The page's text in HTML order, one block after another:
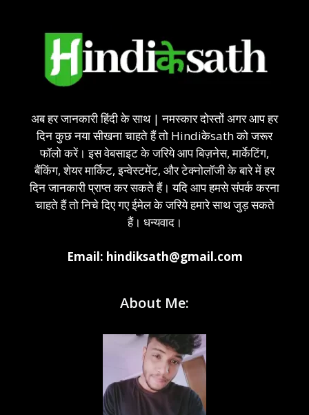
अब हर जानकारी हिंदी के साथ | नमस्कार दोस्तों अगर आप हर
दिन कुछ नया सीखना चाहते हैं तो Hindiकेsath को जरूर
फॉलो करें। इस वेबसाइट के जरिये आप बिज़नेस, मार्केटिंग,
बैंकिंग, शेयर मार्किट, इन्वेस्टमेंट, और टेक्नोलॉजी के बारे में हर
दिन जानकारी प्राप्त कर सकते हैं। यदि आप हमसे संपर्क करना
चाहते हैं तो निचे दिए गए ईमेल के जरिये हमारे साथ जुड़ सकते
हैं। धन्यवाद।
Email: hindiksath@gmail.com
About Me: